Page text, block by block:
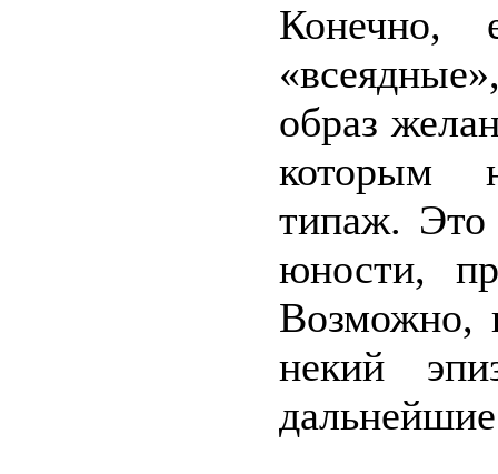
Конечно,
образ
которым
типаж. Это
юности,
Возможно,
некий